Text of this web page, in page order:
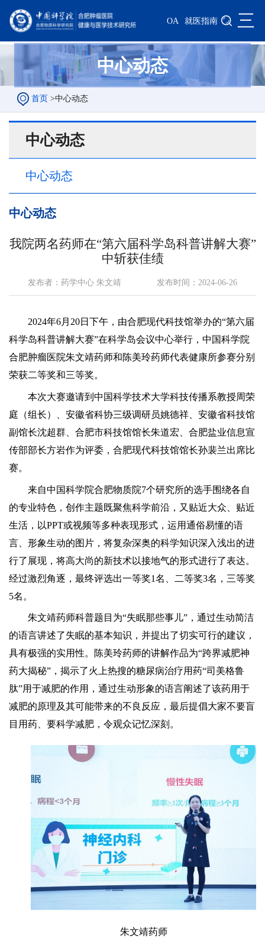
OA 就医指南 三
中心动态
首页 >中心动态
中心动态
中心动态
中心动态
我院两名药师在“第六届科学岛科普讲解大赛”
中斩获佳绩
发布者：药学中心 朱文靖 发布时间：2024-06-26
2024年6月20日下午，由合肥现代科技馆举办的“第六届
科学岛科普讲解大赛”在科学岛会议中心举行 ， 中国科学院
合肥肿瘤医院朱文靖药师和陈美玲药师代表健康所参赛分别
荣获二等奖和三等奖。
本次大赛邀请到中国科学技术大学科技传播系教授周荣
庭（组长）、安徽省科协三级调研员姚德祥、安徽省科技馆
副馆长沈超群、合肥市科技馆馆长朱道宏、合肥盐业信息宣
传部部长方岩作为评委，合肥现代科技馆馆长孙裴兰出席比
赛。
来自中国科学院合肥物质院7个研究所的选手围绕各自
的专业特色，创作主题既聚焦科学前沿，又贴近大众、贴近
生活，以PPT或视频等多种表现形式，运用通俗易懂的语
言、形象生动的图片，将复杂深奥的科学知识深入浅出的进
行了展现，将高大尚的新技术以接地气的形式进行了表达。
经过激烈角逐，最终评选出一等奖1名、二等奖3名，三等奖
5名。
朱文靖药师科普题目为“失眠那些事儿”，通过生动简洁
的语言讲述了失眠的基本知识，并提出了切实可行的建议，
具有极强的实用性。陈美玲药师的讲解作品为“跨界减肥神
药大揭秘”，揭示了火上热搜的糖尿病治疗用药“司美格鲁
肽”用于减肥的作用，通过生动形象的语言阐述了该药用于
减肥的原理及其可能带来的不良反应，最后提倡大家不要盲
目用药、要科学减肥，令观众记忆深刻。
朱文靖药师